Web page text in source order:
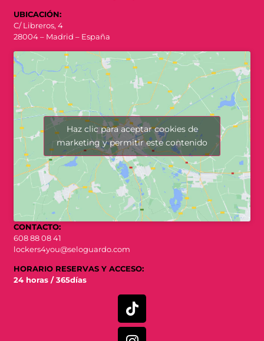
UBICACIÓN:
C/ Libreros, 4
28004 – Madrid – España
Haz clic para aceptar cookies de
marketing y permitir este contenido
CONTACTO:
608 88 08 41
lockers4you@seloguardo.com
HORARIO RESERVAS Y ACCESO:
24 horas / 365días